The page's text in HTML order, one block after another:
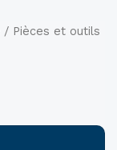
/ Pièces et outils